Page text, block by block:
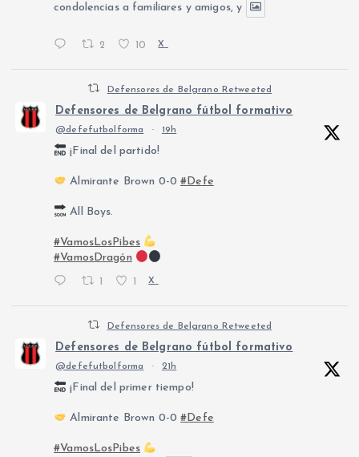
condolencias a familiares y amigos, y
2 10 X
Defensores de Belgrano Retweeted
Defensores de Belgrano fútbol formativo
@defefutbolforma · 19h
¡Final del partido!
Almirante Brown 0-0#Defe
All Boys.
#VamosLosPibes
#VamosDragón
X
Defensores de Belgrano Retweeted
Defensores de Belgrano fútbol formativo
@defefutbolforma · 21h
¡Final del primer tiempo!
Almirante Brown 0-0#Defe
#VamosLosPibes